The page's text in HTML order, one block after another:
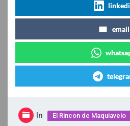
email
In El Rincon de Maquiavelo